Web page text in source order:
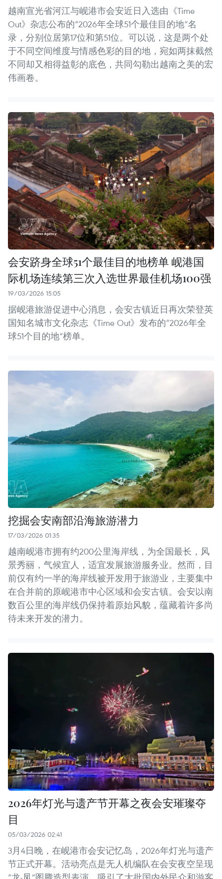
越南宣光省河江与岘港市会安近日入选由《Time
Out》杂志公布的“2026年全球51个最佳目的地”名
录，分别位居第17位和第51位。可以说，这是两个处
于不同空间维度与情感色彩的目的地，宛如两抹截然
不同却又相得益彰的底色，共同勾勒出越南之美的宏
伟画卷。
会安跻身全球51个最佳目的地榜单 岘港国
际机场连续第三次入选世界最佳机场100强
19/03/2026 15:05
据岘港旅游促进中心消息，会安古镇近日再次荣登英
国知名城市文化杂志《Time Out》发布的“2026年全
球51个目的地”榜单。
挖掘会安南部沿海旅游潜力
17/03/2026 01:35
越南岘港市拥有约200公里海岸线，为全国最长，风
景秀丽，气候宜人，适宜发展旅游服务业。然而，目
前仅有约一半的海岸线被开发用于旅游业，主要集中
在合并前的原岘港市中心区域和会安古镇。会安以南
数百公里的海岸线仍保持着原始风貌，蕴藏着许多尚
待未来开发的潜力。
2026年灯光与遗产节开幕之夜会安璀璨夺
目
05/03/2026 02:41
3月4日晚，在岘港市会安记忆岛，2026年灯光与遗产
节正式开幕。活动亮点是无人机编队在会安夜空呈现